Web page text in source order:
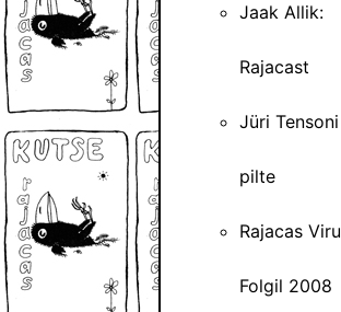
Jaak Allik:
Rajacast
Jüri Tensoni
pilte
Rajacas Viru
Folgil 2008